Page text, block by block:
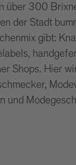
über 300
der Stadt
gibt:
Shops. Hier
und